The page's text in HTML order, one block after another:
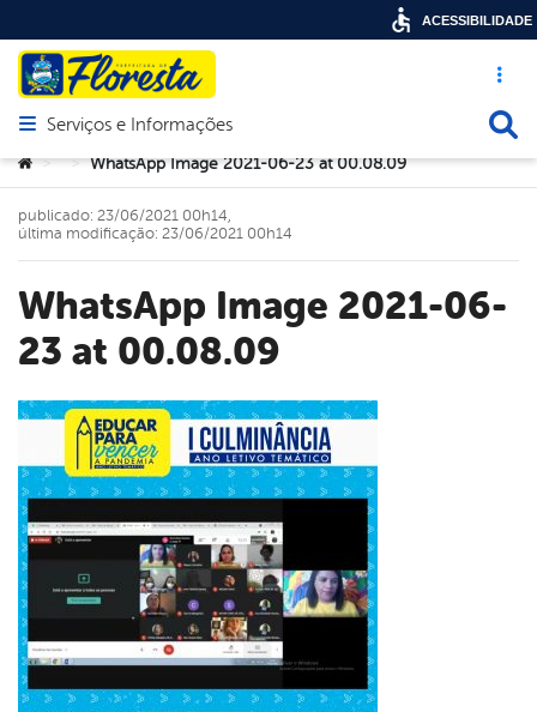
Acesso
Abrir menu principal de navegação
Serviços e Informações
Você está aqui:
> > WhatsApp Image 2021-06-23 at 00.08.09
WhatsApp Image 2021-06-
23 at 00.08.09
publicado: 23/06/2021 00h14,
última modificação: 23/06/2021 00h14
ACESSIBILIDADE